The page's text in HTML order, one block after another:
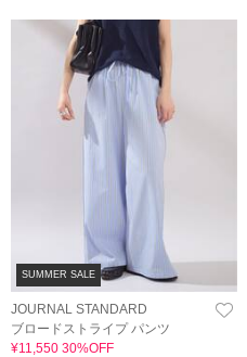
SUMMER SALE
JOURNAL STANDARD
ブロードストライプ パンツ
¥11,550 30%OFF